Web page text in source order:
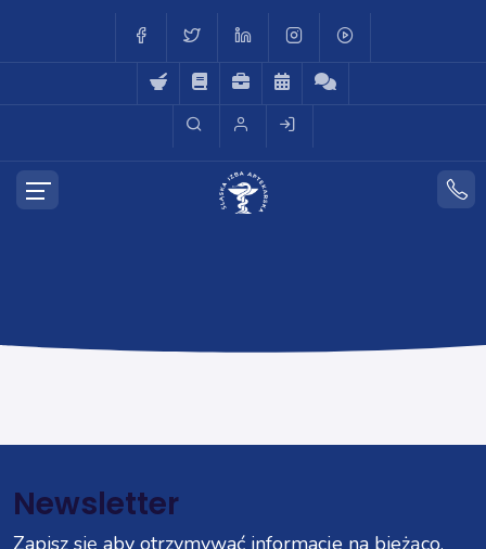
Newsletter
Zapisz się aby otrzymywać informacje na bieżąco.